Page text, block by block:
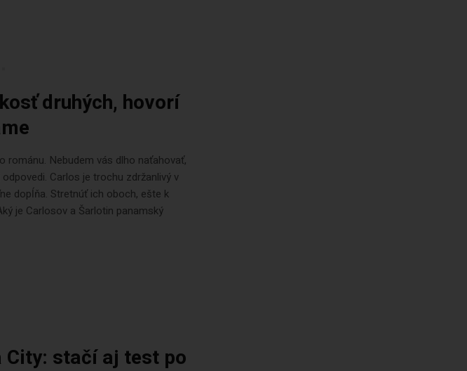
druhých, hovorí
románu. Nebudem vás dlho naťahovať,
Carlos je trochu zdržanlivý v
dopĺňa. Stretnúť ich oboch, ešte k
je Carlosov a Šarlotin panamský
City: stačí aj test po